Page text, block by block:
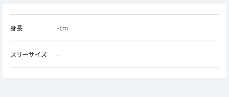
身長 -cm
スリーサイズ -